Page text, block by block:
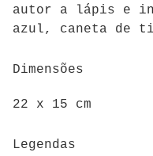
autor a lápis e
azul, caneta de
Dimensões
22 x 15 cm
Legendas